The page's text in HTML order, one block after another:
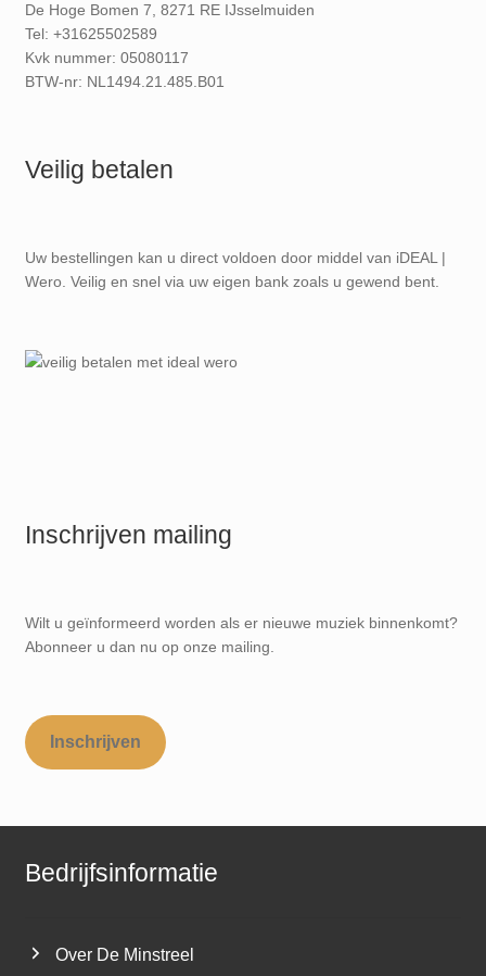
De Hoge Bomen 7, 8271 RE IJsselmuiden
Tel: +31625502589
Kvk nummer: 05080117
BTW-nr: NL1494.21.485.B01
Veilig betalen
Uw bestellingen kan u direct voldoen door middel van iDEAL |
Wero. Veilig en snel via uw eigen bank zoals u gewend bent.
Inschrijven mailing
Wilt u geïnformeerd worden als er nieuwe muziek binnenkomt?
Abonneer u dan nu op onze mailing.
Inschrijven
Bedrijfsinformatie
Over De Minstreel